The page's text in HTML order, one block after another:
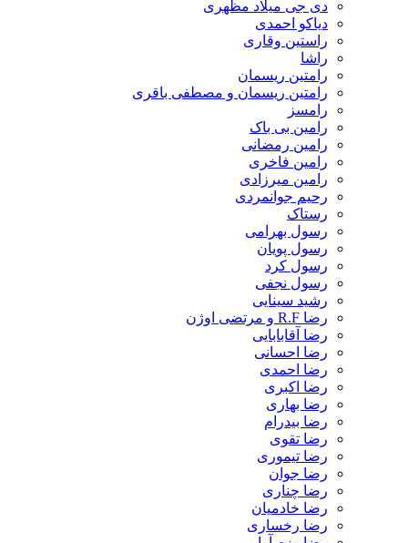
دی جی میلاد مظهری
دیاکو احمدی
راستین وقاری
راشا
رامتین ریسمان
رامتین ریسمان و مصطفی باقری
رامسز
رامین بی باک
رامین رمضانی
رامین فاخری
رامین میرزادی
رحیم جوانمردی
رستاک
رسول بهرامی
رسول پویان
رسول کرد
رسول نجفی
رشید سینایی
رضا R.F و مرتضی اوژن
رضا آقابابایی
رضا احسانی
رضا احمدی
رضا اکبری
رضا بهاری
رضا بیدرام
رضا تقوی
رضا تیموری
رضا جوان
رضا چناری
رضا خادمیان
رضا رخساری